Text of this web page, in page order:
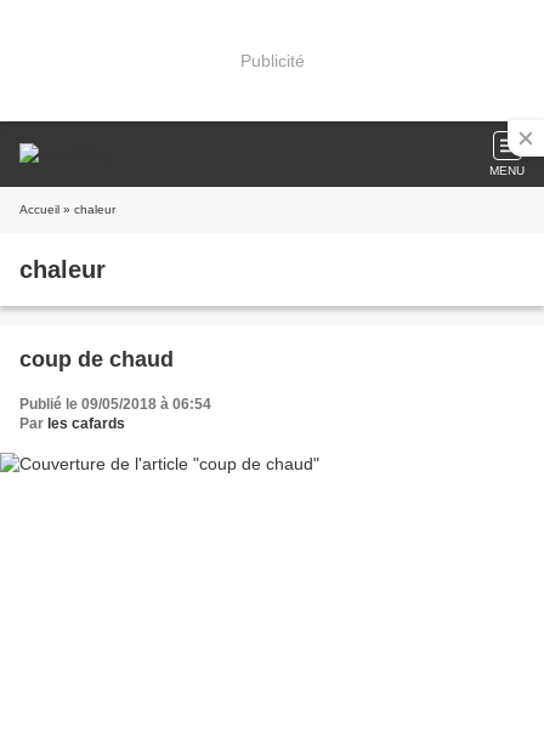
Publicité
MENU
Accueil » chaleur
chaleur
coup de chaud
Publié le 09/05/2018 à 06:54
Par les cafards